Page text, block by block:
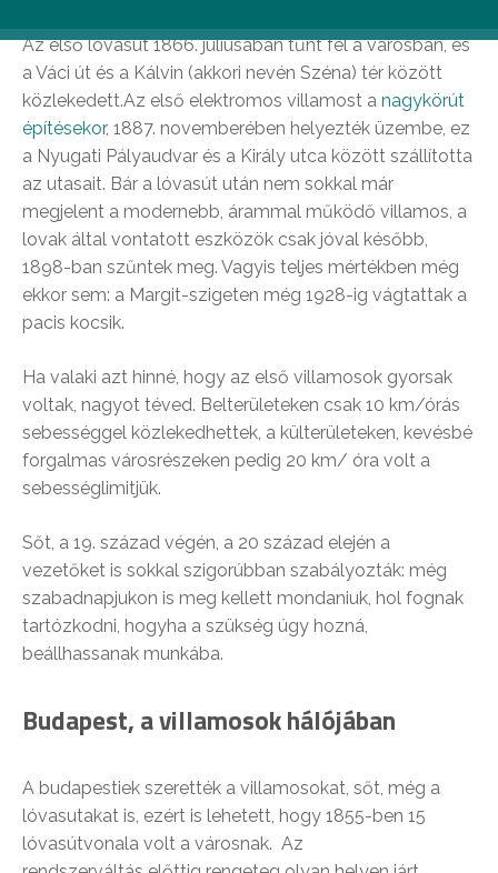
Az első lóvasút 1866. júliusában tűnt fel a városban, és
a Váci út és a Kálvin (akkori nevén Széna) tér között
közlekedett.Az első elektromos villamost a nagykörút
építésekor, 1887. novemberében helyezték üzembe, ez
a Nyugati Pályaudvar és a Király utca között szállította
az utasait. Bár a lóvasút után nem sokkal már
megjelent a modernebb, árammal működő villamos, a
lovak által vontatott eszközök csak jóval később,
1898-ban szűntek meg. Vagyis teljes mértékben még
ekkor sem: a Margit-szigeten még 1928-ig vágtattak a
pacis kocsik.
Ha valaki azt hinné, hogy az első villamosok gyorsak
voltak, nagyot téved. Belterületeken csak 10 km/órás
sebességgel közlekedhettek, a külterületeken, kevésbé
forgalmas városrészeken pedig 20 km/ óra volt a
sebességlimitjük.
Sőt, a 19. század végén, a 20 század elején a
vezetőket is sokkal szigorúbban szabályozták: még
szabadnapjukon is meg kellett mondaniuk, hol fognak
tartózkodni, hogyha a szükség úgy hozná,
beállhassanak munkába.
Budapest, a villamosok hálójában
A budapestiek szerették a villamosokat, sőt, még a
lóvasutakat is, ezért is lehetett, hogy 1855-ben 15
lóvasútvonala volt a városnak. Az